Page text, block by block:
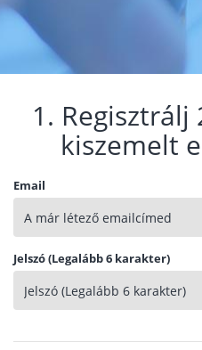
1. Regisztrálj
kiszemelt
Email
Jelszó (Legalább 6 karakter)